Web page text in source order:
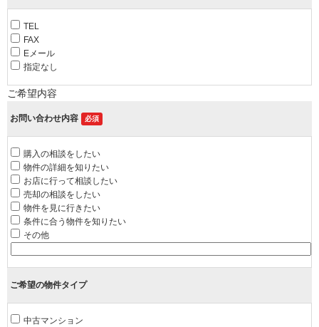
TEL
FAX
Eメール
指定なし
ご希望内容
お問い合わせ内容 必須
購入の相談をしたい
物件の詳細を知りたい
お店に行って相談したい
売却の相談をしたい
物件を見に行きたい
条件に合う物件を知りたい
その他
ご希望の物件タイプ
中古マンション